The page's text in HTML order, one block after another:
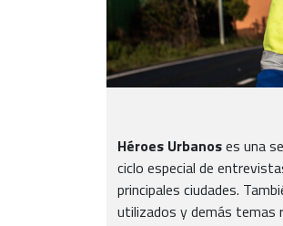
Héroes Urbanoses una
ciclo especial de
principales ciudades.
utilizados y demás temas